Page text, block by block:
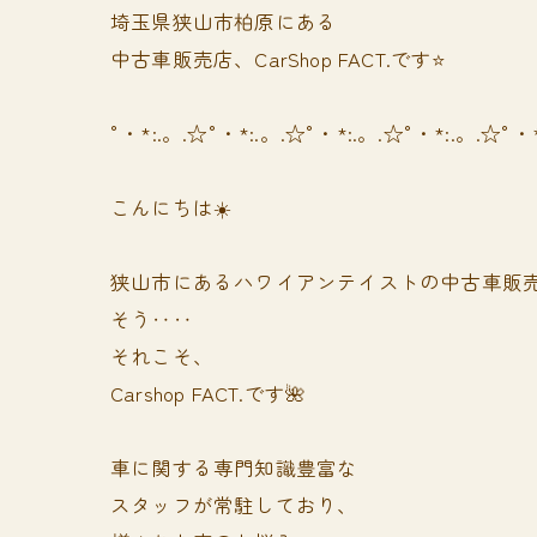
埼玉県狭山市柏原にある
中古車販売店、CarShop FACT.です⭐️
°・*:.。.☆°・*:.。.☆°・*:.。.☆°・*:.。.☆°
こんにちは☀️
狭山市にあるハワイアンテイストの中古車販売
そう‥‥
それこそ、
Carshop FACT.です🌺
車に関する専門知識豊富な
スタッフが常駐しており、